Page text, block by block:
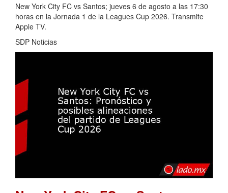
New York City FC vs Santos; jueves 6 de agosto a las 17:30
horas en la Jornada 1 de la Leagues Cup 2026. Transmite
Apple TV.
SDP Noticias